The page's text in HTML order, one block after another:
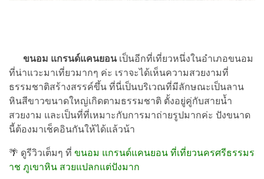
ขนอม แกรนด์แคนยอนเป็นอีกที่เที่ยวหนึ่งในอำเภอขนอม
ที่น่าแวะมาเที่ยวมากๆ ค่ะ เราจะได้เห็นความสวยงามที่
ธรรมชาติสร้างสรรค์ขึ้น ที่นี่เป็นบริเวณที่มีลักษณะเป็นลาน
หินสีขาวขนาดใหญ่เกิดตามธรรมชาติ ตั้งอยู่คู่กับสายน้ำ
สวยงาม และเป็นที่ที่เหมาะกับการมาถ่ายรูปมากค่ะ ปังขนาด
นี้ต้องมาเช็คอินกันให้ได้แล้วน้า
🌴 ดูรีวิวเต็มๆ ที่ ขนอม แกรนด์แคนยอน ที่เที่ยวนครศรีธรรมร
าช ภูเขาหิน สวยแปลกแต่ปังมาก